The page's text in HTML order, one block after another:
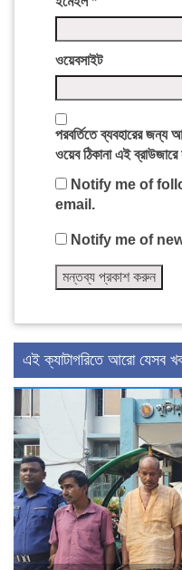
ওয়েবসাইট
পরবর্তিতে ব্যবহারের জন্য
ওয়েব ঠিকানা এই
Notify me of
email.
Notify me of
এই ক্যাটাগরিতে আরো যেসব